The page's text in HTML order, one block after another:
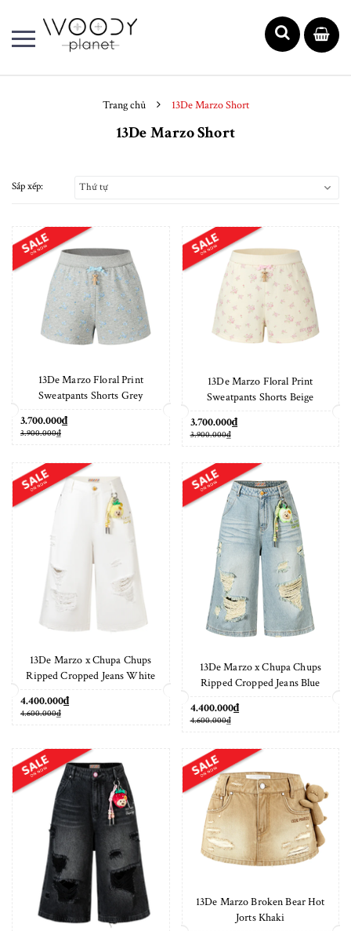
Trang chủ 13De Marzo Short
13De Marzo Short
Sắp xếp: Thứ tự
13De Marzo Floral Print
Sweatpants Shorts Grey
3.700.000₫
3.900.000₫
13De Marzo Floral Print
Sweatpants Shorts Beige
3.700.000₫
3.900.000₫
13De Marzo x Chupa Chups
Ripped Cropped Jeans White
4.400.000₫
4.600.000₫
13De Marzo x Chupa Chups
Ripped Cropped Jeans Blue
4.400.000₫
4.600.000₫
13De Marzo Broken Bear Hot
Jorts Khaki